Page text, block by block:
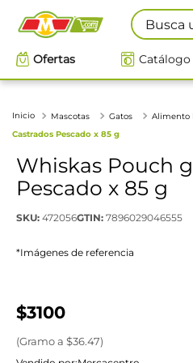
Busca
Ofertas Catálogo
Mascotas Gatos Alimento
Castrados Pescado x 85 g
Whiskas Pouch
Pescado x 85 g
SKU: 472056GTIN: 7896029046555
*Imágenes de referencia
$3100
(Gramoa $36.47)